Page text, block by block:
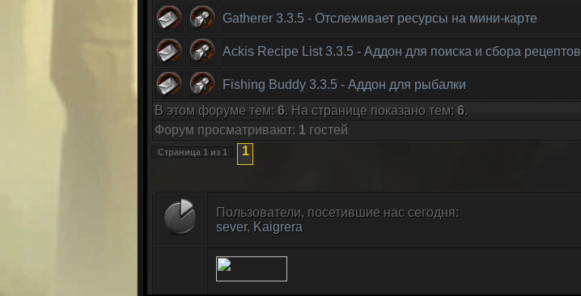
Gatherer 3.3.5 - Отслеживает ресурсы на мини-карте
Ackis Recipe List 3.3.5 - Аддон для поиска и сбора рецептов
Fishing Buddy 3.3.5 - Аддон для рыбалки
В этом форуме тем: 6. На странице показано тем: 6.
Форум просматривают: 1 гостей
Страница 1 из 1 1
Пользователи, посетившие нас сегодня:
sever, Kaigrera